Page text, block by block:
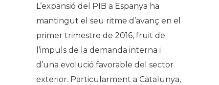
L’expansió del PIB a Espanya ha
mantingut el seu ritme d’avanç en el
primer trimestre de 2016, fruit de
l’impuls de la demanda interna i
d’una evolució favorable del sector
exterior. Particularment a Catalunya,